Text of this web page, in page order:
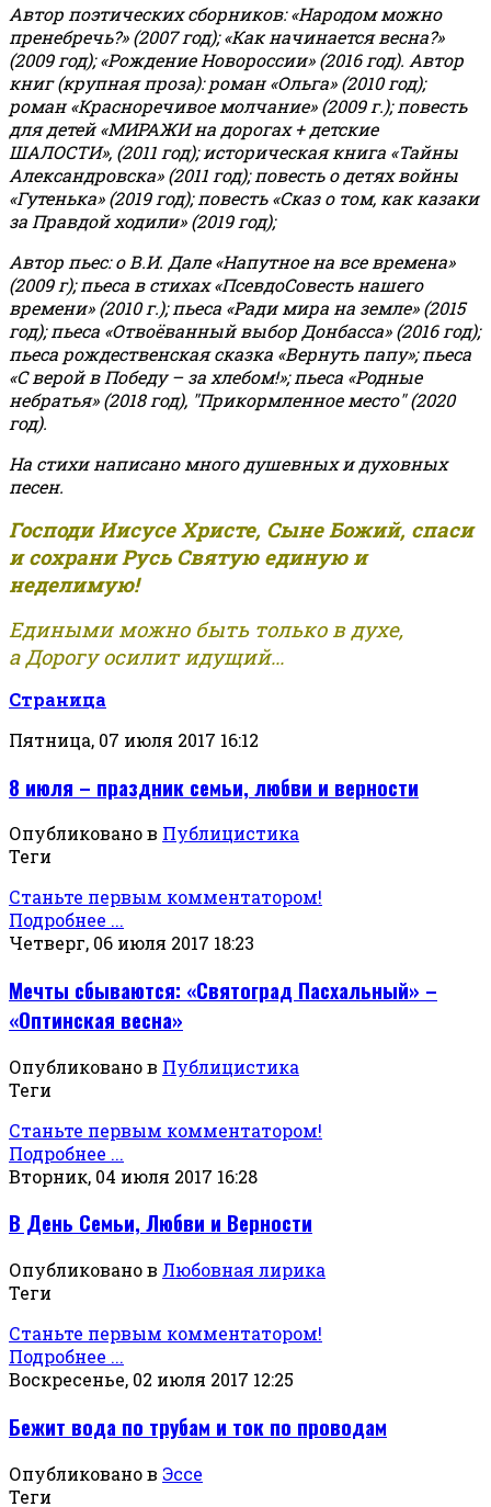
Автор поэтических сборников: «Народом можно
пренебречь?» (2007 год); «Как начинается весна?»
(2009 год); «Рождение Новороссии» (2016 год). Автор
книг (крупная проза): роман «Ольга» (2010 год);
роман «Красноречивое молчание» (2009 г.); повесть
для детей «МИРАЖИ на дорогах + детские
ШАЛОСТИ», (2011 год); историческая книга «Тайны
Александровска» (2011 год); повесть о детях войны
«Гутенька» (2019 год); повесть «Сказ о том, как казаки
за Правдой ходили» (2019 год);
Автор пьес: о В.И. Дале «Напутное на все времена»
(2009 г); пьеса в стихах «ПсевдоСовесть нашего
времени» (2010 г.); пьеса «Ради мира на земле» (2015
год); пьеса «Отвоёванный выбор Донбасса» (2016 год);
пьеса рождественская сказка «Вернуть папу»; пьеса
«С верой в Победу – за хлебом!»;пьеса «Родные
небратья» (2018 год), "Прикормленное место" (2020
год).
На стихи написано много душевных и духовных
песен.
Господи Иисусе Христе, Сыне Божий, спаси
и сохрани Русь Святую единую и
неделимую!
Едиными можно быть только в духе,
а Дорогу осилит идущий...
Страница
Пятница, 07 июля 2017 16:12
8 июля – праздник семьи, любви и верности
Опубликовано в Публицистика
Теги
Станьте первым комментатором!
Подробнее ...
Четверг, 06 июля 2017 18:23
Мечты сбываются: «Святоград Пасхальный» –
«Оптинская весна»
Опубликовано в Публицистика
Теги
Станьте первым комментатором!
Подробнее ...
Вторник, 04 июля 2017 16:28
В День Семьи, Любви и Верности
Опубликовано в Любовная лирика
Теги
Станьте первым комментатором!
Подробнее ...
Воскресенье, 02 июля 2017 12:25
Бежит вода по трубам и ток по проводам
Опубликовано в Эссе
Теги